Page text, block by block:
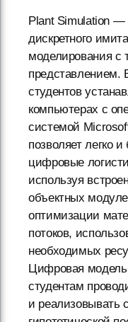
Plant Simulation —
дискретного
моделирования с
представлением.
студентов
компьютерах с
системой
позволяет легко
цифровые
используя
объектных
оптимизации
потоков,
необходимых
Цифровая модель
студентам
и реализовывать